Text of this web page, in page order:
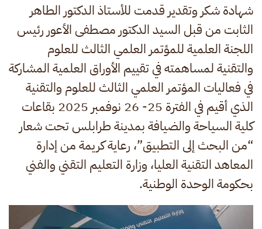
شهادة شكر وتقدير قدمت للأستاذ الدكتور الطاهر
الثابت من قبل السيد الدكتور مصطفى الأعور رئيس
اللجنة العلمية للمؤتمر العلمي الثالث للعلوم
والتقنية لمساهمته في تقييم الأوراق العلمية المشاركة
في فعاليات المؤتمر العلمي الثالث للعلوم والتقنية
الذي أقيم في الفترة 25- 26 نوفمبر 2025 بقاعات
كلية السياحة والضيافة بمدينة طرابلس تحت شعار
“من البحث إلى التطبيق”، رعاية كريمة من إدارة
المعاهد التقنية العليا، وزارة التعليم التقني والفني
بحكومة الوحدة الوطنية.